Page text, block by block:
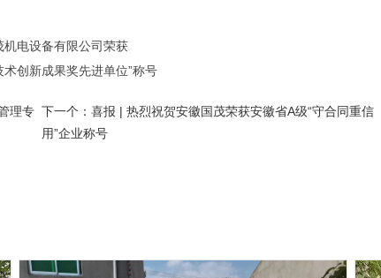
机电设备有限公司荣获
术创新成果奖先进单位”称号
理专 下一个： 喜报 | 热烈祝贺安徽国茂荣获安徽省A级“守合同重信
用”企业称号